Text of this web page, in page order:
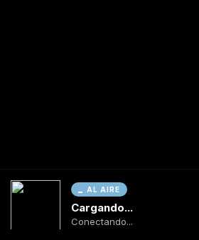
AL AIRE
Cargando...
Conectando...